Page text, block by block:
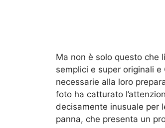
Ma non è solo questo che
semplici e super originali
necessarie alla loro
foto ha catturato
decisamente inusuale per
panna, che presenta un